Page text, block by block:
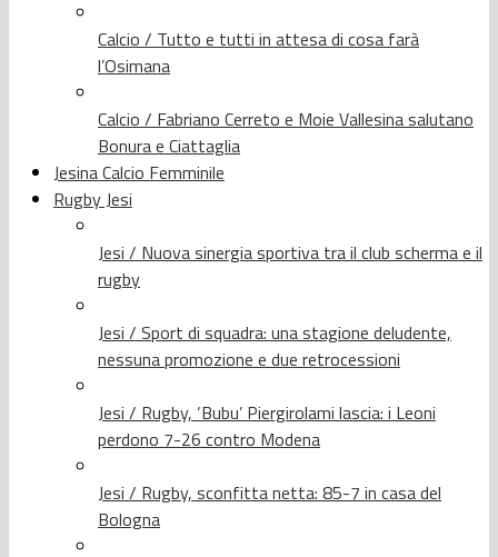
Calcio / Tutto e tutti in attesa di cosa farà
l’Osimana
Calcio / Fabriano Cerreto e Moie Vallesina salutano
Bonura e Ciattaglia
Jesina Calcio Femminile
Rugby Jesi
Jesi / Nuova sinergia sportiva tra il club scherma e il
rugby
Jesi / Sport di squadra: una stagione deludente,
nessuna promozione e due retrocessioni
Jesi / Rugby, ‘Bubu’ Piergirolami lascia: i Leoni
perdono 7-26 contro Modena
Jesi / Rugby, sconfitta netta: 85-7 in casa del
Bologna